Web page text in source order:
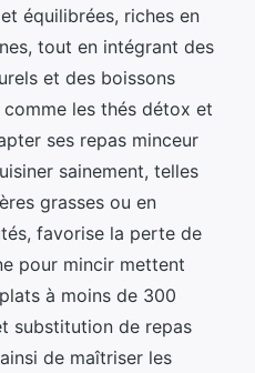
équilibrées, riches en
tout en intégrant des
et des boissons
les thés détox et
ses repas minceur
sainement, telles
grasses ou en
favorise la perte de
pour mincir mettent
à moins de 300
substitution de repas
de maîtriser les